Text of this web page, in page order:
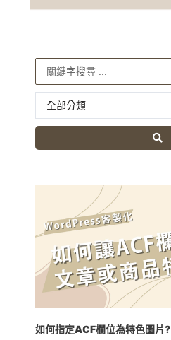
如何指定ACF欄位為特色圖片?